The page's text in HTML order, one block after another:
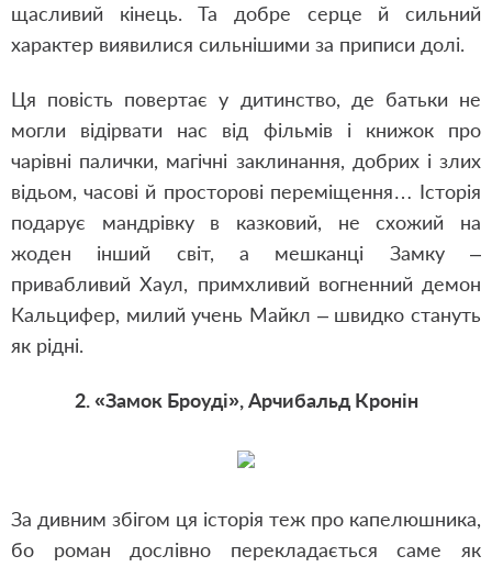
щасливий кінець. Та добре серце й сильний
характер виявилися сильнішими за приписи долі.
Ця повість повертає у дитинство, де батьки не
могли відірвати нас від фільмів і книжок про
чарівні палички, магічні заклинання, добрих і злих
відьом, часові й просторові переміщення… Історія
подарує мандрівку в казковий, не схожий на
жоден інший світ, а мешканці Замку –
привабливий Хаул, примхливий вогненний демон
Кальцифер, милий учень Майкл – швидко стануть
як рідні.
2. «Замок Броуді», Арчибальд Кронін
За дивним збігом ця історія теж про капелюшника,
бо роман дослівно перекладається саме як